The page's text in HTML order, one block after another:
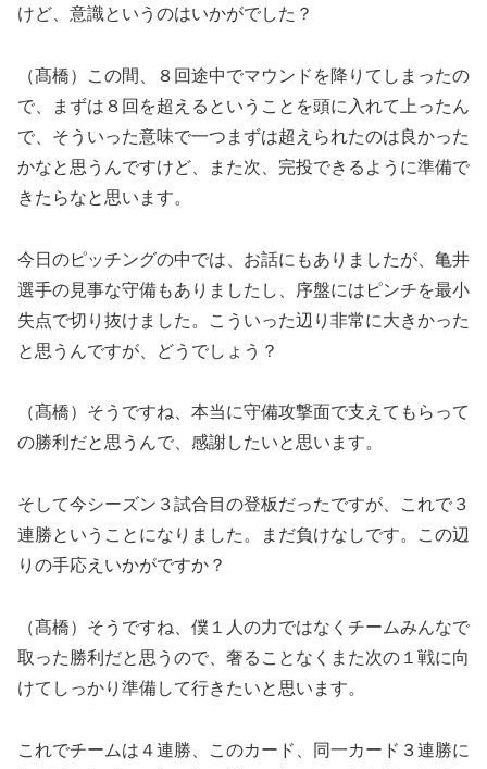
けど、意識というのはいかがでした？
（髙橋）この間、８回途中でマウンドを降りてしまったの
で、まずは８回を超えるということを頭に入れて上ったん
で、そういった意味で一つまずは超えられたのは良かった
かなと思うんですけど、また次、完投できるように準備で
きたらなと思います。
今日のピッチングの中では、お話にもありましたが、亀井
選手の見事な守備もありましたし、序盤にはピンチを最小
失点で切り抜けました。こういった辺り非常に大きかった
と思うんですが、どうでしょう？
（髙橋）そうですね、本当に守備攻撃面で支えてもらって
の勝利だと思うんで、感謝したいと思います。
そして今シーズン３試合目の登板だったですが、これで３
連勝ということになりました。まだ負けなしです。この辺
りの手応えいかがですか？
（髙橋）そうですね、僕１人の力ではなくチームみんなで
取った勝利だと思うので、奢ることなくまた次の１戦に向
けてしっかり準備して行きたいと思います。
これでチームは４連勝、このカード、同一カード３連勝に